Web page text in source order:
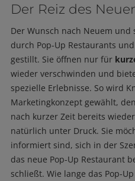
Der Reiz des
Der Wunsch nach Neuem
durch Pop-Up Restaurants
gestillt. Sie öffnen nur für
wieder verschwinden und
spezielle Erlebnisse. So wird
Marketingkonzept gewählt,
nach kurzer Zeit bereits
natürlich unter Druck. Sie
informiert sind, sich in der
das neue Pop-Up Restaurant
schließt. Wie lange das Pop-